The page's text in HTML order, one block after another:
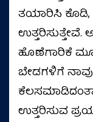
ತಯಾರಿಸಿ ಕೊಡಿ,
ಹೊಣೆಗಾರಿಕೆ
ಬೇಡಗಳಿಗೆ
ಉತ್ತರಿಸುವ